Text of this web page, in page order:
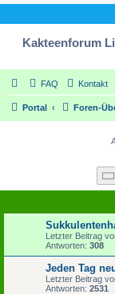
Kakteenforum
FAQ Kontakt
Portal Foren-
Letzter Beitrag
Antworten: 308
Jeden Tag
Letzter Beitrag
Antworten: 2531